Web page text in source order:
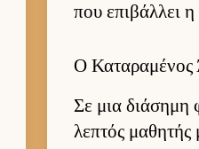
που επιβάλ­λει
Ο Καταραμένος
Σε μια διάσημη
λεπτός